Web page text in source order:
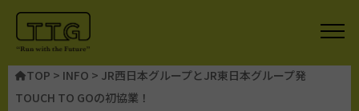
TOP > INFO > JR西日本グループとJR東日本グループ発
TOUCH TO GOの初協業！